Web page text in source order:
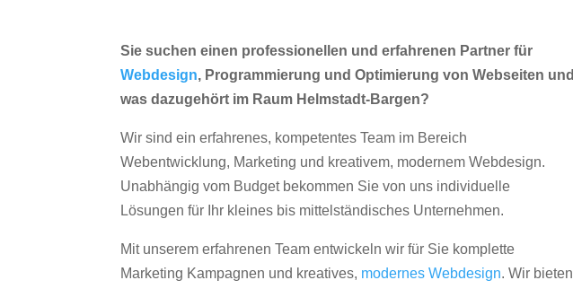
Sie suchen einen professionellen und erfahrenen Partner für
Webdesign, Programmierung und Optimierung von Webseiten und
was dazugehört im Raum Helmstadt-Bargen?
Wir sind ein erfahrenes, kompetentes Team im Bereich
Webentwicklung, Marketing und kreativem, modernem Webdesign.
Unabhängig vom Budget bekommen Sie von uns individuelle
Lösungen für Ihr kleines bis mittelständisches Unternehmen.
Mit unserem erfahrenen Team entwickeln wir für Sie komplette
Marketing Kampagnen und kreatives, modernes Webdesign. Wir bieten